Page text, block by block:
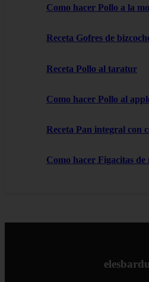
Como hacer Pollo a la
Receta Gofres de
Receta Pollo al taratur
Como hacer Pollo al
Receta Pan integral con
Como hacer Figacitas